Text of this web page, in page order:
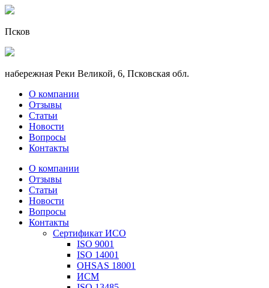
Псков
набережная Реки Великой, 6, Псковская обл.
О компании
Отзывы
Статьи
Новости
Вопросы
Контакты
О компании
Отзывы
Статьи
Новости
Вопросы
Контакты
Сертификат ИСО
ISO 9001
ISO 14001
OHSAS 18001
ИСМ